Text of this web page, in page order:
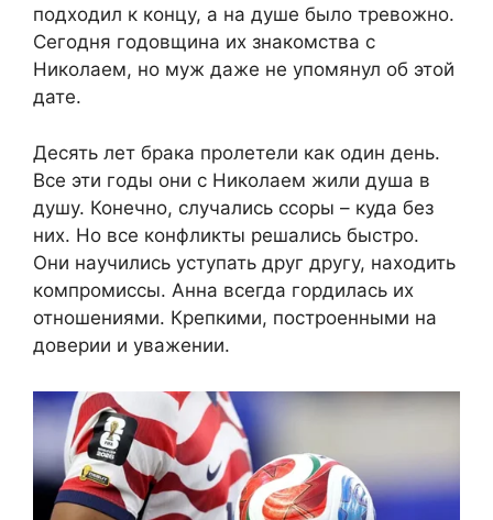
подходил к концу, а на душе было тревожно.
Сегодня годовщина их знакомства с
Николаем, но муж даже не упомянул об этой
дате.
Десять лет брака пролетели как один день.
Все эти годы они с Николаем жили душа в
душу. Конечно, случались ссоры – куда без
них. Но все конфликты решались быстро.
Они научились уступать друг другу, находить
компромиссы. Анна всегда гордилась их
отношениями. Крепкими, построенными на
доверии и уважении.